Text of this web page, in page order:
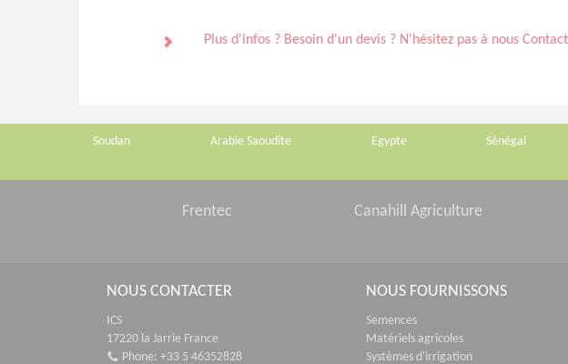
Plus d'infos ? Besoin d'un devis ? N'hésitez pas à nous
Soudan Arabie Saoudite Egypte Sénégal
Frentec Canahill Agriculture
NOUS CONTACTER
ICS
17220 la Jarrie France
Phone: +33 5 46352828
NOUS FOURNISSONS
Semences
Matériels agricoles
Systèmes d'irrigation